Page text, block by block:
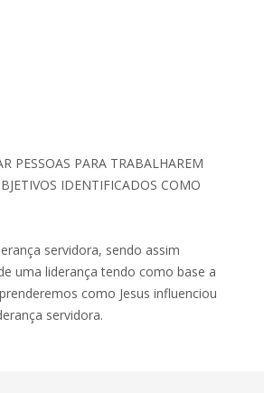
PESSOAS PARA TRABALHAREM
IDENTIFICADOS COMO
servidora, sendo assim
uma liderança tendo como base a
como Jesus influenciou
servidora.